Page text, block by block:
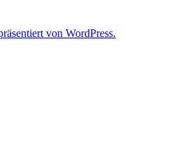
von WordPress.